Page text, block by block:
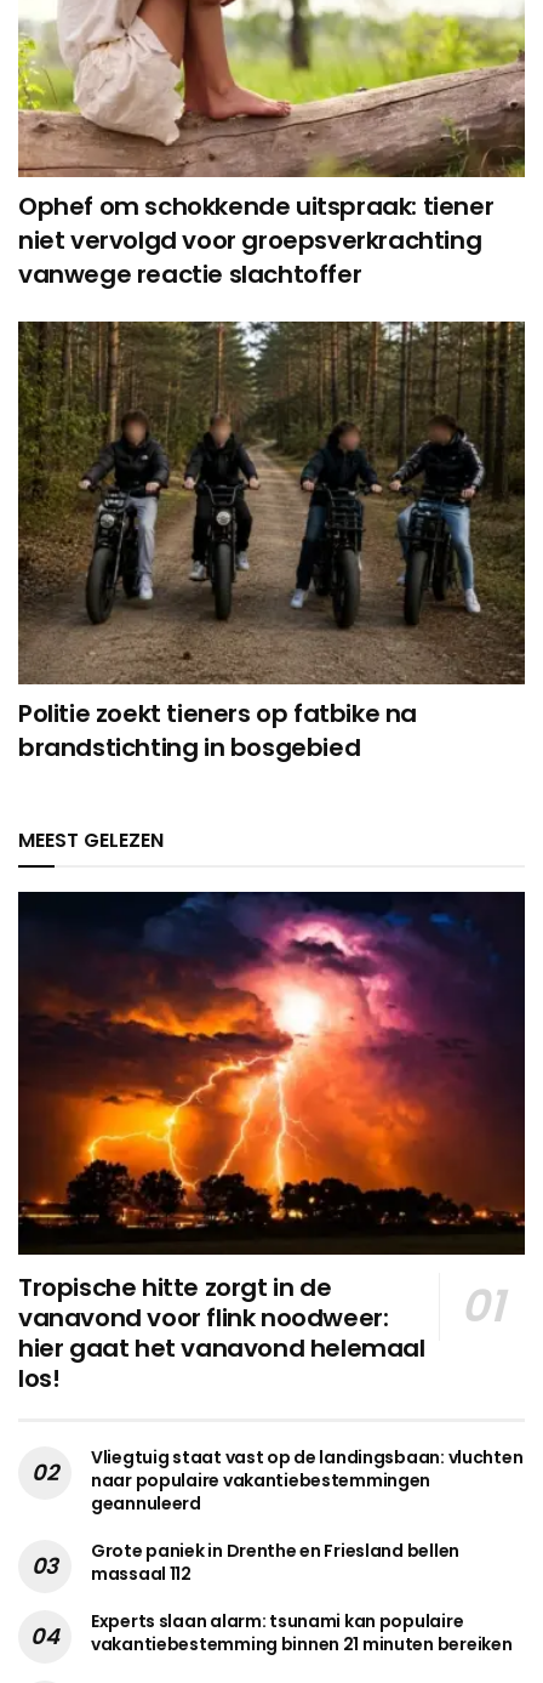
Ophef om schokkende uitspraak: tiener
niet vervolgd voor groepsverkrachting
vanwege reactie slachtoffer
Politie zoekt tieners op fatbike na
brandstichting in bosgebied
MEEST GELEZEN
Tropische hitte zorgt in de
vanavond voor flink noodweer:
hier gaat het vanavond helemaal
los!
Vliegtuig staat vast op de landingsbaan: vluchten
naar populaire vakantiebestemmingen
geannuleerd
Grote paniek in Drenthe en Friesland bellen
massaal 112
Experts slaan alarm: tsunami kan populaire
vakantiebestemming binnen 21 minuten bereiken